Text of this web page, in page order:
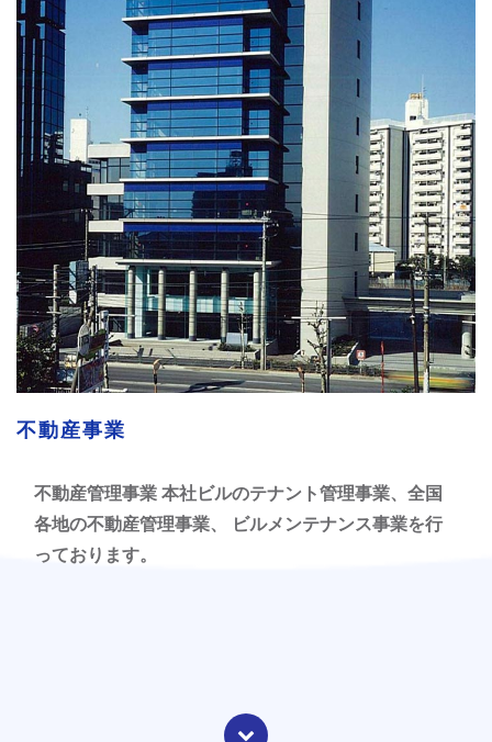
不動産事業
不動産管理事業 本社ビルのテナント管理事業、全国
各地の不動産管理事業、 ビルメンテナンス事業を行
っております。